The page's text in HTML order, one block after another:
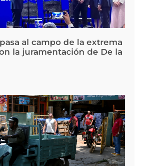
al campo de la extrema
la juramentación de De la